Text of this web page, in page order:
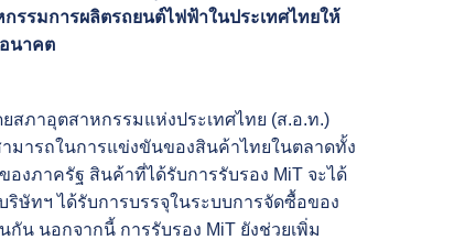
รรมการผลิตรถยนต์ไฟฟ้าในประเทศไทยให้
นาคต
สภาอุตสาหกรรมแห่งประเทศไทย (ส.อ.ท.)
ามารถในการแข่งขันของสินค้าไทยในตลาดทั้ง
องภาครัฐ สินค้าที่ได้รับการรับรอง MiT จะได้
ษัทฯ ได้รับการบรรจุในระบบการจัดซื้อของ
กัน นอกจากนี้ การรับรอง MiT ยังช่วยเพิ่ม